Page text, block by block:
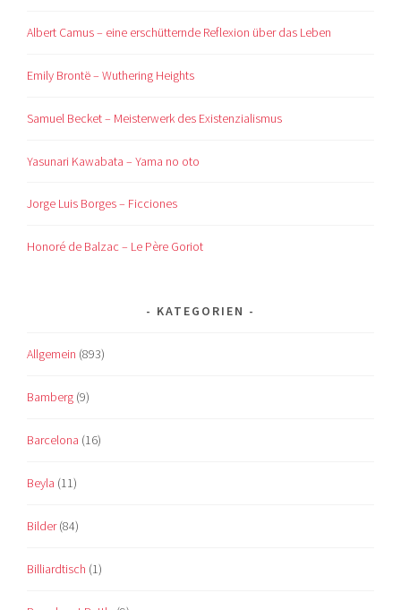
Albert Camus – eine erschütternde Reflexion über das Leben
Emily Brontë – Wuthering Heights
Samuel Becket – Meisterwerk des Existenzialismus
Yasunari Kawabata – Yama no oto
Jorge Luis Borges – Ficciones
Honoré de Balzac – Le Père Goriot
KATEGORIEN
Allgemein (893)
Bamberg (9)
Barcelona (16)
Beyla (11)
Bilder(84)
Billiardtisch (1)